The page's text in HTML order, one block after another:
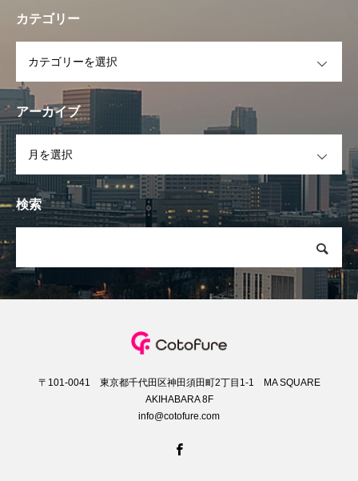
カテゴリー
アーカイブ
検索
〒101-0041 東京都千代田区神田須田町2丁目1-1 MA SQUARE
AKIHABARA 8F
info@cotofure.com